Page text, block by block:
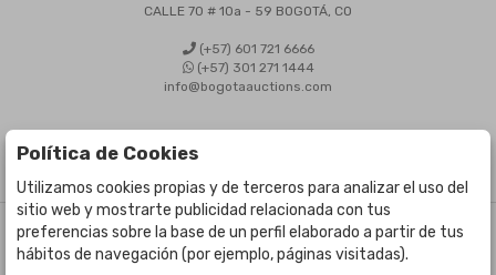
CALLE 70 # 10a - 59 BOGOTÁ, CO
(+57) 601 721 6666
(+57) 301 271 1444
info@bogotaauctions.com
©Bogota Auctions- Todos los derechos reservados
Desarrollado por Labelgrup Networks.
Política de Cookies
Utilizamos cookies propias y de terceros para analizar el uso del
sitio web y mostrarte publicidad relacionada con tus
preferencias sobre la base de un perfil elaborado a partir de tus
hábitos de navegación (por ejemplo, páginas visitadas).